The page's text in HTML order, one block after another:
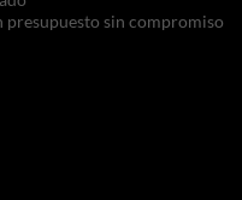
sin compromiso